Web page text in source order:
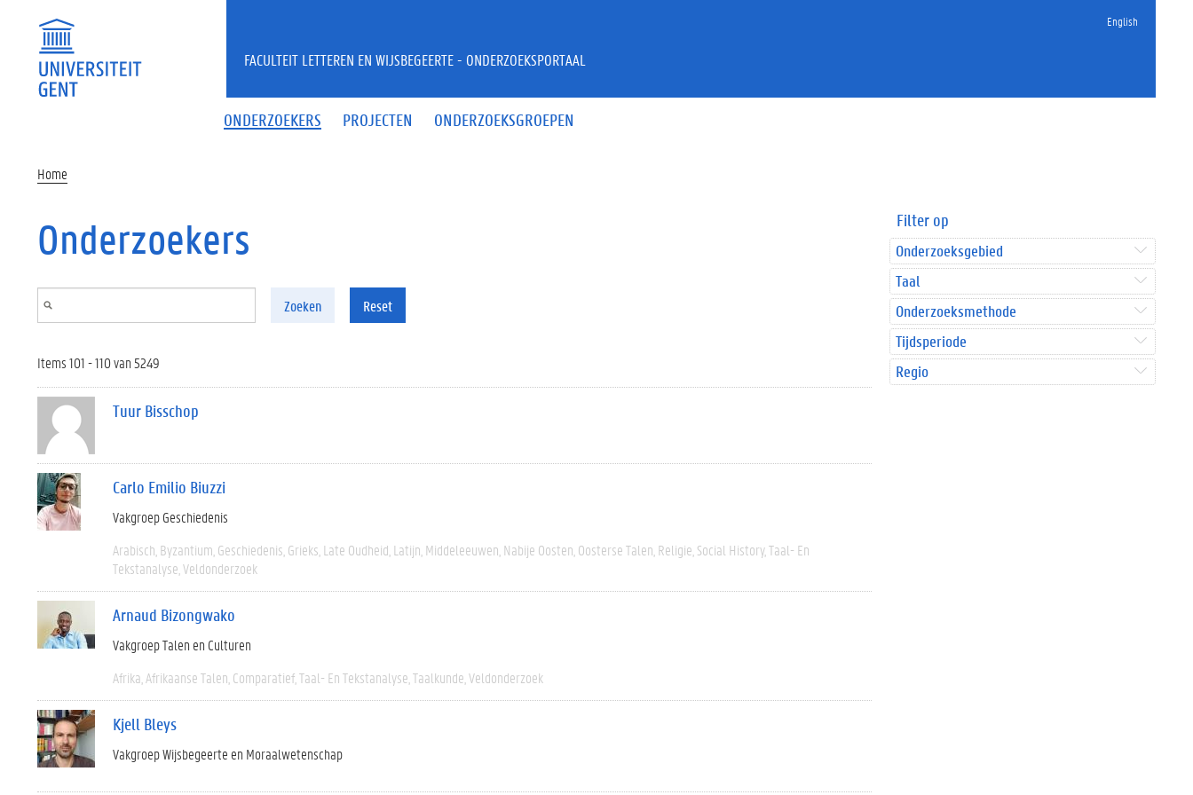
English
ONDERZOEKERS PROJECTEN ONDERZOEKSGROEPEN
FACULTEIT LETTEREN EN WIJSBEGEERTE - ONDERZOEKSPORTAAL
Home
Onderzoekers
Zoeken Reset
Items 101 - 110 van 5249
Tuur Bisschop
Carlo Emilio Biuzzi
Vakgroep Geschiedenis
Arabisch Byzantium Geschiedenis Grieks Late Oudheid Latijn Middeleeuwen Nabije Oosten Oosterse Talen Religie Social History Taal- En
Tekstanalyse Veldonderzoek
Arnaud Bizongwako
Vakgroep Talen en Culturen
Afrika Afrikaanse Talen Comparatief Taal- En Tekstanalyse Taalkunde Veldonderzoek
Kjell Bleys
Vakgroep Wijsbegeerte en Moraalwetenschap
Filter op
Onderzoeksgebied
Taal
Onderzoeksmethode
Tijdsperiode
Regio